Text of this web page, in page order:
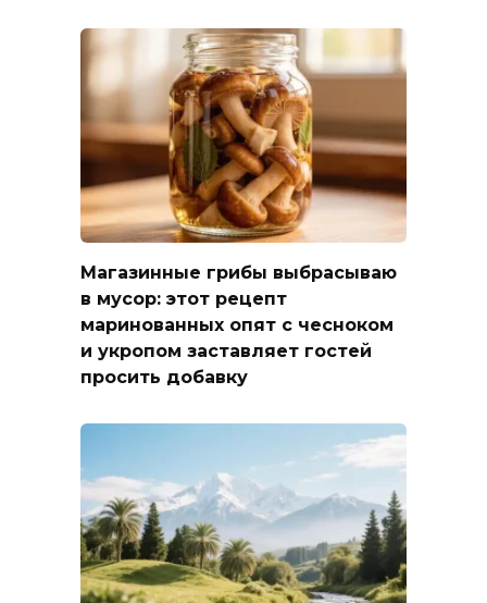
Магазинные грибы выбрасываю
в мусор: этот рецепт
маринованных опят с чесноком
и укропом заставляет гостей
просить добавку